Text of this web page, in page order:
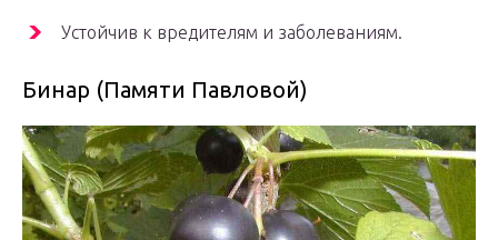
Устойчив к вредителям и заболеваниям.
Бинар (Памяти Павловой)